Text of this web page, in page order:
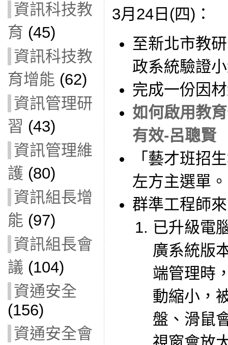
資訊科技教
育 (45)
資訊科技教
育增能 (62)
資訊管理研
習 (43)
資訊管理維
護 (80)
資訊組長增
能 (97)
資訊組長會
議 (104)
資通安全
(156)
資通安全會
3月24日(四)：
至新北市教
政系統驗證
完成一份因
如何啟用教
有效-呂聰賢
「藝才班招
左方主選單。
群準工程師
已升級電
廣系統版
端管理時
動縮小，
盤、滑鼠